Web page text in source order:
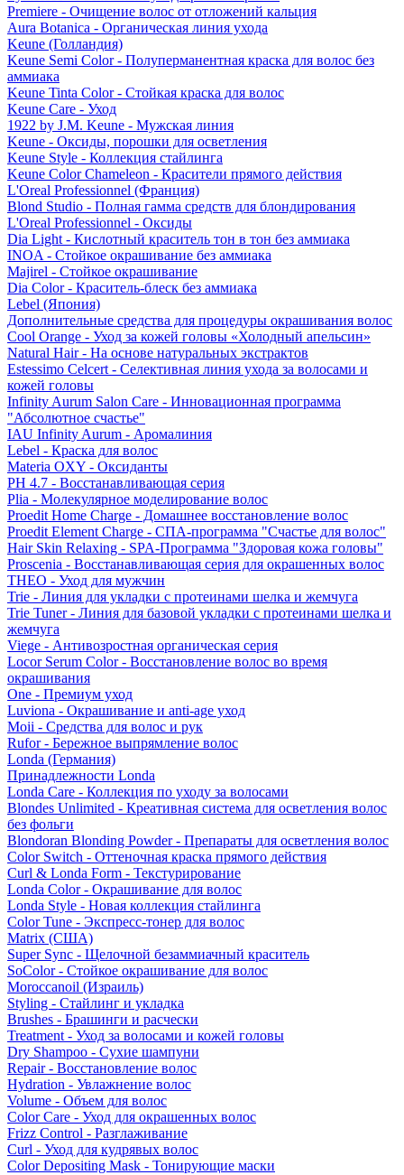
Premiere - Очищение волос от отложений кальция
Aura Botanica - Органическая линия ухода
Keune (Голландия)
Keune Semi Color - Полуперманентная краска для волос без
аммиака
Keune Tinta Color - Стойкая краска для волос
Keune Care - Уход
1922 by J.M. Keune - Мужская линия
Keune - Оксиды, порошки для осветления
Keune Style - Коллекция стайлинга
Keune Color Chameleon - Красители прямого действия
L'Oreal Professionnel (Франция)
Blond Studio - Полная гамма средств для блондирования
L'Oreal Professionnel - Оксиды
Dia Light - Кислотный краситель тон в тон без аммиака
INOA - Стойкое окрашивание без аммиака
Majirel - Стойкое окрашивание
Dia Color - Краситель-блеск без аммиака
Lebel (Япония)
Дополнительные средства для процедуры окрашивания волос
Cool Orange - Уход за кожей головы «Холодный апельсин»
Natural Hair - На основе натуральных экстрактов
Estessimo Celcert - Селективная линия ухода за волосами и
кожей головы
Infinity Aurum Salon Care - Инновационная программа
"Абсолютное счастье"
IAU Infinity Aurum - Аромалиния
Lebel - Краска для волос
Materia OXY - Оксиданты
PH 4.7 - Восстанавливающая серия
Plia - Молекулярное моделирование волос
Proedit Home Charge - Домашнее восстановление волос
Proedit Element Charge - СПА-программа "Счастье для волос"
Hair Skin Relaxing - SPA-Программа "Здоровая кожа головы"
Proscenia - Восстанавливающая серия для окрашенных волос
THEO - Уход для мужчин
Trie - Линия для укладки с протеинами шелка и жемчуга
Trie Tuner - Линия для базовой укладки с протеинами шелка и
жемчуга
Viege - Антивозростная органическая серия
Locor Serum Color - Восстановление волос во время
окрашивания
One - Премиум уход
Luviona - Окрашивание и anti-age уход
Moii - Средства для волос и рук
Rufor - Бережное выпрямление волос
Londa (Германия)
Принадлежности Londa
Londa Care - Коллекция по уходу за волосами
Blondes Unlimited - Креативная система для осветления волос
без фольги
Blondoran Blonding Powder - Препараты для осветления волос
Color Switch - Оттеночная краска прямого действия
Curl & Londa Form - Текстурирование
Londa Color - Окрашивание для волос
Londa Style - Новая коллекция стайлинга
Color Tune - Экспресс-тонер для волос
Matrix (США)
Super Sync - Щелочной безаммиачный краситель
SoColor - Стойкое окрашивание для волос
Moroccanoil (Израиль)
Styling - Стайлинг и укладка
Brushes - Брашинги и расчески
Treatment - Уход за волосами и кожей головы
Dry Shampoo - Сухие шампуни
Repair - Восстановление волос
Hydration - Увлажнение волос
Volume - Объем для волос
Color Care - Уход для окрашенных волос
Frizz Control - Разглаживание
Curl - Уход для кудрявых волос
Color Depositing Mask - Тонирующие маски